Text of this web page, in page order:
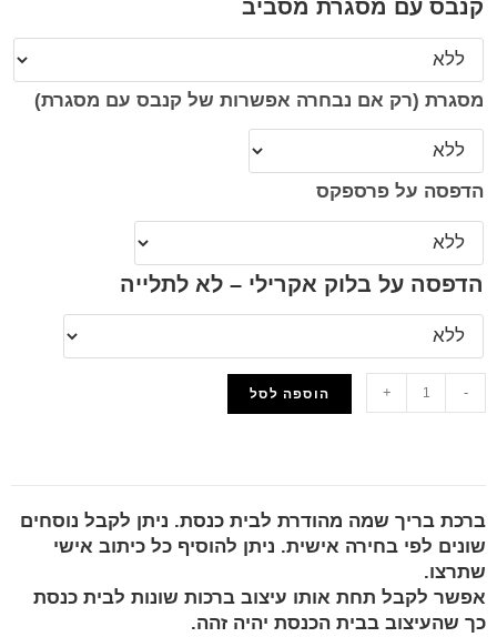
קנבס עם מסגרת מסביב
מסגרת (רק אם נבחרה אפשרות של קנבס עם מסגרת)
הדפסה על פרספקס
הדפסה על בלוק אקרילי – לא לתלייה
-
+ הוספה לסל
ברכת בריך שמה מהודרת לבית כנסת. ניתן לקבל נוסחים
שונים לפי בחירה אישית. ניתן להוסיף כל כיתוב אישי
שתרצו.
אפשר לקבל תחת אותו עיצוב ברכות שונות לבית כנסת
כך שהעיצוב בבית הכנסת יהיה זהה.